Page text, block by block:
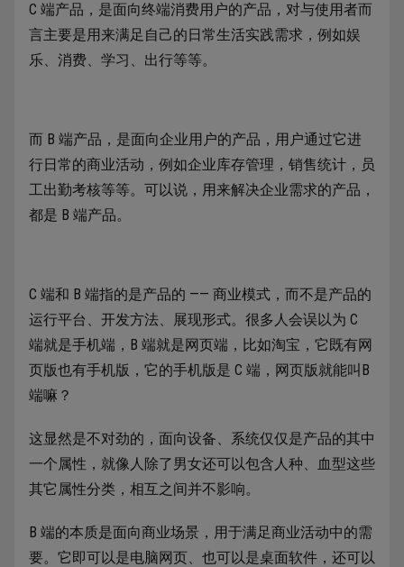
C 端产品，是面向终端消费用户的产品，对与使用者而
言主要是用来满足自己的日常生活实践需求，例如娱
乐、消费、学习、出行等等。
而 B 端产品，是面向企业用户的产品，用户通过它进
行日常的商业活动，例如企业库存管理，销售统计，员
工出勤考核等等。可以说，用来解决企业需求的产品，
都是 B 端产品。
C 端和 B 端指的是产品的 —— 商业模式，而不是产品的
运行平台、开发方法、展现形式。很多人会误以为 C
端就是手机端，B 端就是网页端，比如淘宝，它既有网
页版也有手机版，它的手机版是 C 端，网页版就能叫B
端嘛？
这显然是不对劲的，面向设备、系统仅仅是产品的其中
一个属性，就像人除了男女还可以包含人种、血型这些
其它属性分类，相互之间并不影响。
B 端的本质是面向商业场景，用于满足商业活动中的需
要。它即可以是电脑网页、也可以是桌面软件，还可以